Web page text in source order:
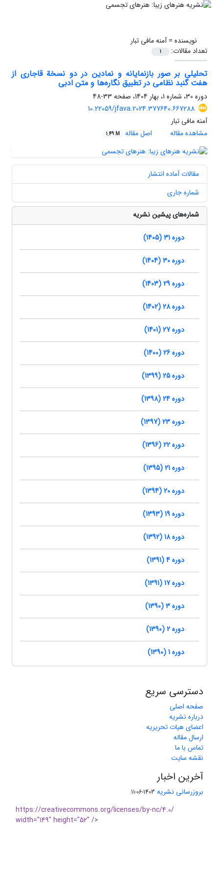
نویسنده =آمنه مافی تبار
تعداد مقالات:
1
تحلیلی بر صور بازنمایانه و نمادین در دو نسخة قاجاری از
هفت گنبد نظامی در تطبیق نگاره‌‌ها و متن ادبی
دوره 30، شماره 1، بهار 1404، صفحه
33-48
10.22059/jfava.2024.377640.667288
آمنه مافی تبار
مشاهده مقاله
اصل مقاله 1.49 M
مقالات آماده انتشار
شماره جاری
شماره‌های پیشین نشریه
دوره 31 (1405)
دوره 30 (1404)
دوره 29 (1403)
دوره 28 (1402)
دوره 27 (1401)
دوره 26 (1400)
دوره 25 (1399)
دوره 24 (1398)
دوره 23 (1397)
دوره 22 (1396)
دوره 21 (1395)
دوره 20 (1394)
دوره 19 (1393)
دوره 18 (1392)
دوره 4 (1391)
دوره 17 (1391)
دوره 3 (1390)
دوره 2 (1390)
دوره 1 (1390)
دسترسی سریع
صفحه اصلی
درباره نشریه
اعضای هیات تحریریه
ارسال مقاله
تماس با ما
نقشه سایت
آخرین اخبار
بروزرسانی نشریه 1403-06-11
https://creativecommons.org/licenses/by-nc/4.0/
width="149" height="52" />